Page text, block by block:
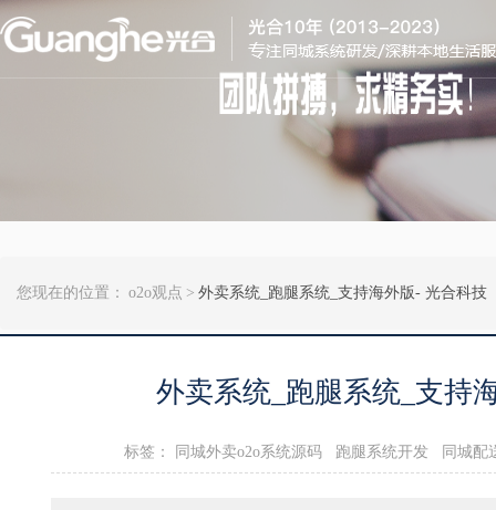
您现在的位置： o2o观点 > 外卖系统_跑腿系统_支持海外版- 光合科技
外卖系统_跑腿系统_支持
标签： ​同城外卖o2o系统源码 跑腿系统开发 同城配